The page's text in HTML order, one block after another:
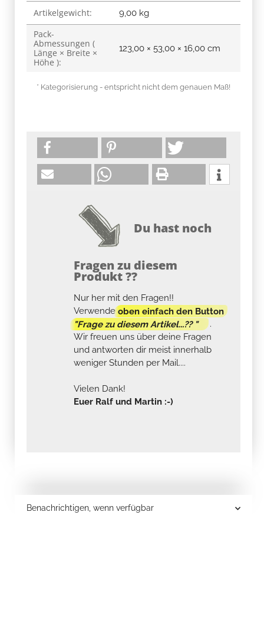
Artikelgewicht: 9,00 kg
Pack-
Abmessungen (
Länge × Breite ×
Höhe ):
123,00 × 53,00 × 16,00 cm
* Kategorisierung - entspricht nicht dem genauen Maß!
Du hast noch
Fragen zu diesem
Produkt ??
Nur her mit den Fragen!!
Verwendeoben einfach den Button
"Frage zu diesem Artikel...?? "
.
Wir freuen uns über deine Fragen
und antworten dir meist innerhalb
weniger Stunden per Mail....
Vielen Dank!
Euer Ralf und Martin :-)
Benachrichtigen, wenn verfügbar